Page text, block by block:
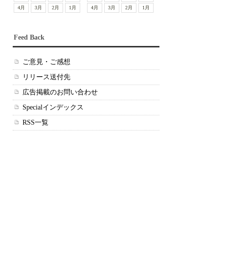
4月
3月 2月 1月
4月
3月 2月 1月
Feed Back
ご意見・ご感想
リリース送付先
広告掲載のお問い合わせ
Specialインデックス
RSS一覧